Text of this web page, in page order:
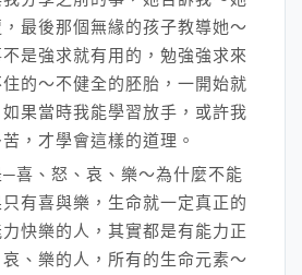
最後那個無緣的孩子教導她～
是強求就有用的，勉強強求來
的～不健全的胚胎，一開始就
果當時我能學習放手，或許我
，才學會這樣的道理。
喜、怒、哀、樂～為什麼不能
有喜與樂，生命就一定真正的
快樂的人，其實都是有能力正
、樂的人，所有的生命元素～